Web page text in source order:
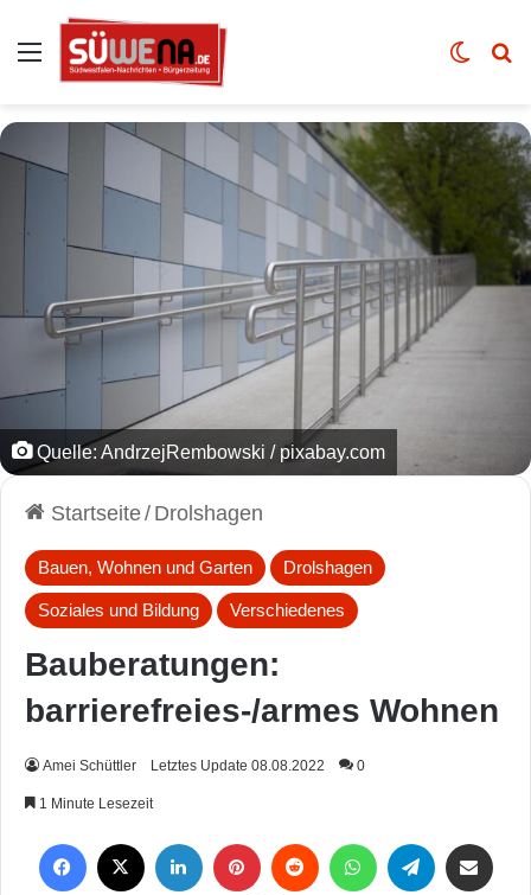
Auswahl Skin
Quelle: AndrzejRembowski / pixabay.com
Startseite/ Drolshagen
Bauen, Wohnen und Garten Drolshagen
Soziales und Bildung Verschiedenes
Bauberatungen:
barrierefreies-/armes Wohnen
Amei Schüttler Letztes Update 08.08.2022 0
1 Minute Lesezeit